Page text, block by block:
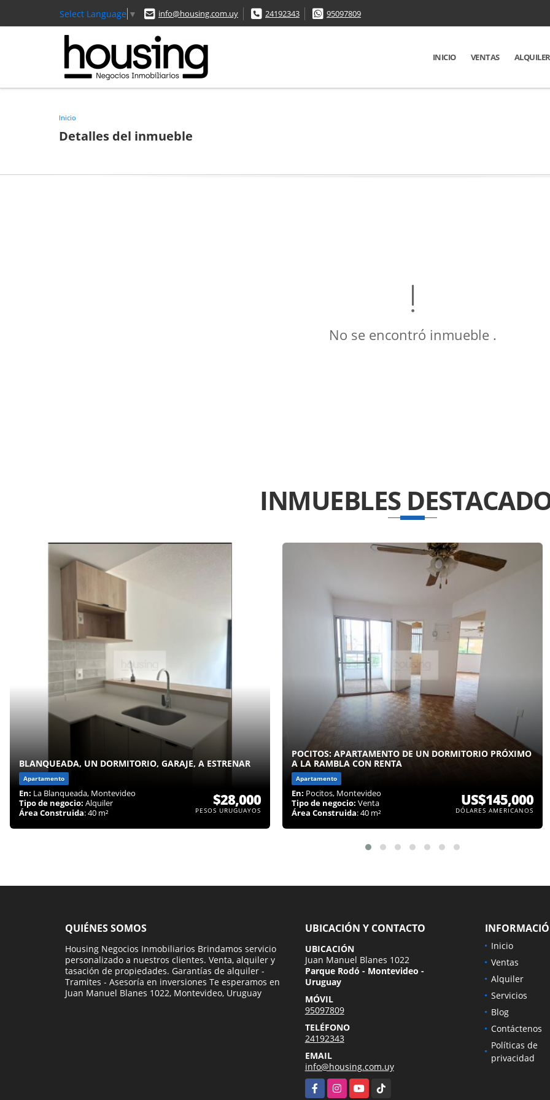
Select Language ▼ info@housing.com.uy 24192343 95097809
INICIO VENTAS ALQUILER
Inicio
Detalles del inmueble
No se encontró inmueble .
INMUEBLES
BLANQUEADA, UN DORMITORIO, GARAJE, A ESTRENAR
Apartamento
En: La Blanqueada, Montevideo
Tipo de negocio: Alquiler
Área Construida: 40 m²
$28,000
PESOS URUGUAYOS
POCITOS: APARTAMENTO DE UN DORMITORIO PRÓXIMO
A LA RAMBLA CON RENTA
Apartamento
En: Pocitos, Montevideo
Tipo de negocio: Venta
Área Construida: 40 m²
US$145,000
DÓLARES AMERICANOS
QUIÉNES SOMOS
Housing Negocios Inmobiliarios Brindamos servicio
personalizado a nuestros clientes. Venta, alquiler y
tasación de propiedades. Garantías de alquiler -
Tramites - Asesoría en inversiones Te esperamos en
Juan Manuel Blanes 1022, Montevideo, Uruguay
UBICACIÓN Y CONTACTO
UBICACIÓN
Juan Manuel Blanes 1022
Parque Rodó - Montevideo -
Uruguay
MÓVIL
95097809
TELÉFONO
24192343
EMAIL
info@housing.com.uy
FacebookInstagramYouTubeTikTok
Inicio
Ventas
Alquiler
Servicios
Blog
Contáctenos
Políticas de
privacidad